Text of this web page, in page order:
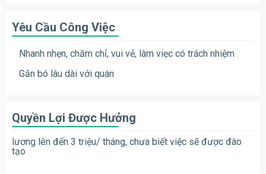
Yêu Cầu Công Việc
Nhanh nhẹn, chăm chỉ, vui vẻ, làm viẹc có trách nhiệm
Gắn bó lâu dài với quán
Quyền Lợi Được Hưởng
lương lên đến 3 triệu/ tháng, chưa biết việc sẽ được đào
tạo